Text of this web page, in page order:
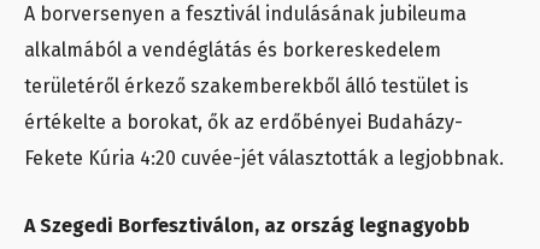
A borversenyen a fesztivál indulásának jubileuma
alkalmából a vendéglátás és borkereskedelem
területéről érkező szakemberekből álló testület is
értékelte a borokat, ők az erdőbényei Budaházy-
Fekete Kúria 4:20 cuvée-jét választották a legjobbnak.
A Szegedi Borfesztiválon, az ország legnagyobb